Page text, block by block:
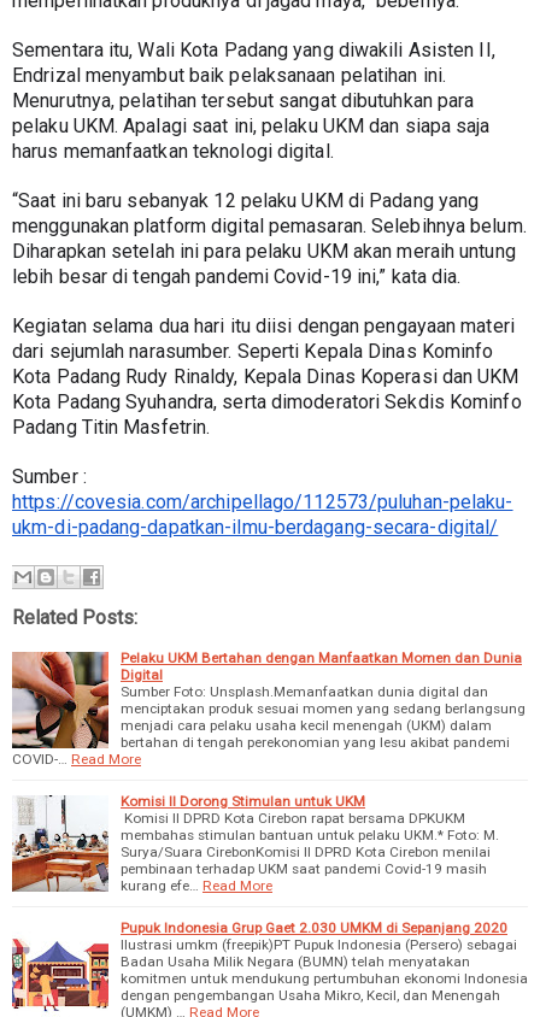
Sementara itu, Wali Kota Padang yang diwakili Asisten II,
Endrizal menyambut baik pelaksanaan pelatihan ini.
Menurutnya, pelatihan tersebut sangat dibutuhkan para
pelaku UKM. Apalagi saat ini, pelaku UKM dan siapa saja
harus memanfaatkan teknologi digital.
“Saat ini baru sebanyak 12 pelaku UKM di Padang yang
menggunakan platform digital pemasaran. Selebihnya belum.
Diharapkan setelah ini para pelaku UKM akan meraih untung
lebih besar di tengah pandemi Covid-19 ini,” kata dia.
Kegiatan selama dua hari itu diisi dengan pengayaan materi
dari sejumlah narasumber. Seperti Kepala Dinas Kominfo
Kota Padang Rudy Rinaldy, Kepala Dinas Koperasi dan UKM
Kota Padang Syuhandra, serta dimoderatori Sekdis Kominfo
Padang Titin Masfetrin.
https://covesia.com/archipellago/112573/puluhan-pelaku-
ukm-di-padang-dapatkan-ilmu-berdagang-secara-digital/
Related Posts:
Pelaku UKM Bertahan dengan Manfaatkan Momen dan Dunia
Digital
Sumber Foto: Unsplash.Memanfaatkan dunia digital dan
menciptakan produk sesuai momen yang sedang berlangsung
menjadi cara pelaku usaha kecil menengah (UKM) dalam
bertahan di tengah perekonomian yang lesu akibat pandemi
COVID-…
Read More
Komisi II Dorong Stimulan untuk UKM
Komisi II DPRD Kota Cirebon rapat bersama DPKUKM
membahas stimulan bantuan untuk pelaku UKM.* Foto: M.
Surya/Suara CirebonKomisi II DPRD Kota Cirebon menilai
pembinaan terhadap UKM saat pandemi Covid-19 masih
kurang efe…
Read More
Pupuk Indonesia Grup Gaet 2.030 UMKM di Sepanjang 2020
Ilustrasi umkm (freepik)PT Pupuk Indonesia (Persero) sebagai
Badan Usaha Milik Negara (BUMN) telah menyatakan
komitmen untuk mendukung pertumbuhan ekonomi Indonesia
dengan pengembangan Usaha Mikro, Kecil, dan Menengah
(UMKM) …
Read More